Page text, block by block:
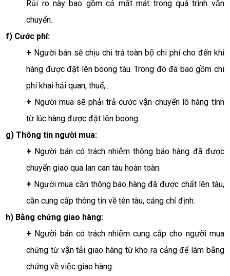
Rủi ro này bao gồm cả mất mát trong quá trình vận
chuyển.
f) Cước phí:
+ Người bán sẽ chịu chi trả toàn bộ chi phí cho đến khi
hàng được đặt lên boong tàu. Trong đó đã bao gồm chi
phí khai hải quan, thuế,...
+ Người mua sẽ phải trả cước vận chuyển lô hàng tính
từ lúc hàng được đặt lên boong.
g) Thông tin người mua:
+ Người bán có trách nhiệm thông báo hàng đã được
chuyển giao qua lan can tàu hoàn toàn.
+ Người mua cần thông báo hàng đã được chất lên tàu,
cần cung cấp thông tin về tên tàu, cảng chỉ định.
h) Bằng chứng giao hàng:
+ Người bán có trách nhiệm cung cấp cho người mua
chứng từ vận tải giao hàng từ kho ra cảng để làm bằng
chứng về việc giao hàng.